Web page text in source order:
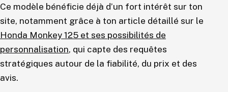
Ce modèle bénéficie déjà d’un fort intérêt sur ton
site, notamment grâce à ton article détaillé sur le
Honda Monkey 125 et ses possibilités de
personnalisation, qui capte des requêtes
stratégiques autour de la fiabilité, du prix et des
avis.